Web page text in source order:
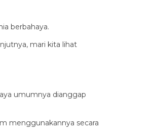
berbahaya.
mari kita lihat
umumnya dianggap
menggunakannya secara